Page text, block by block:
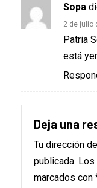
Sopa
2 de julio
Patria
está
Deja una
Tu dirección
publicada. Los
marcados con